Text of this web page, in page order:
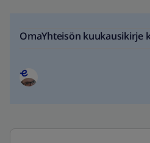
OmaYhteisön kuukausikirje